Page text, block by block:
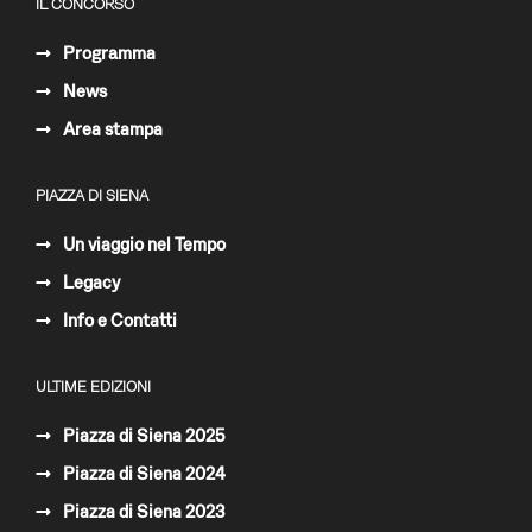
IL CONCORSO
Programma
News
Area stampa
PIAZZA DI SIENA
Un viaggio nel Tempo
Legacy
Info e Contatti
ULTIME EDIZIONI
Piazza di Siena 2025
Piazza di Siena 2024
Piazza di Siena 2023